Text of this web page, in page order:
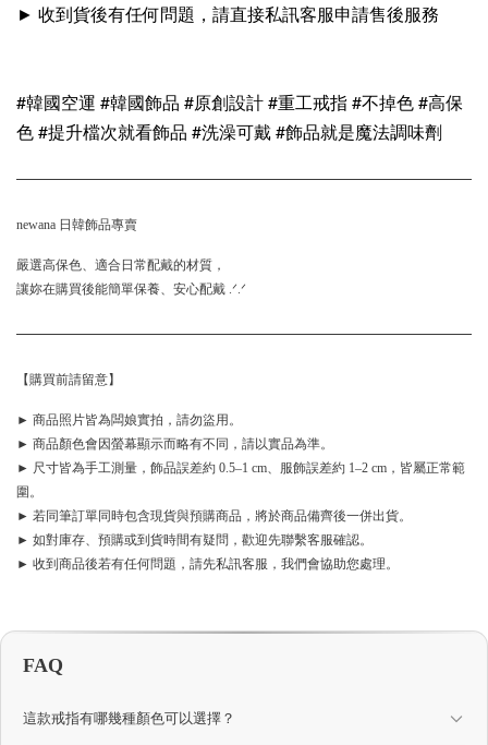
► 收到貨後有任何問題，請直接私訊客服申請售後服務
#韓國空運 #韓國飾品 #原創設計 #重工戒指 #不掉色 #高保
色 #提升檔次就看飾品 #洗澡可戴 #飾品就是魔法調味劑
newana 日韓飾品專賣
嚴選高保色、適合日常配戴的材質，
讓妳在購買後能簡單保養、安心配戴 .ᐟ.ᐟ
【購買前請留意】
► 商品照片皆為闆娘實拍，請勿盜用。
► 商品顏色會因螢幕顯示而略有不同，請以實品為準。
► 尺寸皆為手工測量，飾品誤差約 0.5–1 cm、服飾誤差約 1–2 cm，皆屬正常範
圍。
► 若同筆訂單同時包含現貨與預購商品，將於商品備齊後一併出貨。
► 如對庫存、預購或到貨時間有疑問，歡迎先聯繫客服確認。
► 收到商品後若有任何問題，請先私訊客服，我們會協助您處理。
FAQ
這款戒指有哪幾種顏色可以選擇？